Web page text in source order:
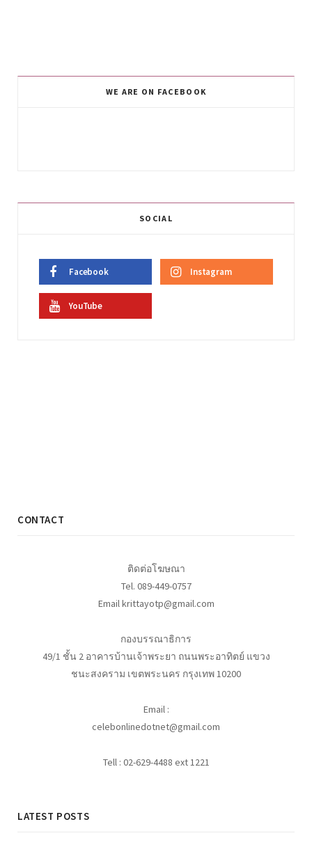
WE ARE ON FACEBOOK
SOCIAL
Facebook Instagram
YouTube
CONTACT
ติดต่อโฆษณา
Tel. 089-449-0757
Email krittayotp@gmail.com
กองบรรณาธิการ
49/1 ชั้น 2 อาคารบ้านเจ้าพระยา ถนนพระอาทิตย์ แขวง
ชนะสงคราม เขตพระนคร กรุงเทพ 10200
Email :
celebonlinedotnet@gmail.com
Tell : 02-629-4488 ext 1221
LATEST POSTS